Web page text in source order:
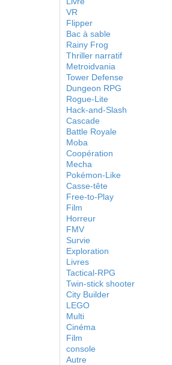
VR
Flipper
Bac à sable
Rainy Frog
Thriller narratif
Metroidvania
Tower Defense
Dungeon RPG
Rogue-Lite
Hack-and-Slash
Cascade
Battle Royale
Moba
Coopération
Mecha
Pokémon-Like
Casse-tête
Free-to-Play
Film
Horreur
FMV
Survie
Exploration
Livres
Tactical-RPG
Twin-stick shooter
City Builder
LEGO
Multi
Cinéma
Film
console
Autre